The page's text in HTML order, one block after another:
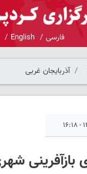
فارسی English
آذربایجان غربی